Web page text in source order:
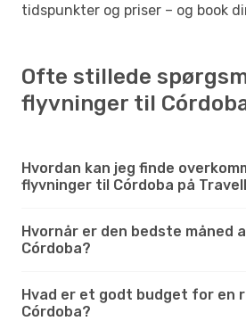
tidspunkter og priser – og book
Ofte stillede
flyvninger til
Hvordan kan jeg finde
flyvninger til Córdoba på
Hvornår er den bedste måned
Córdoba?
Hvad er et godt budget for en
Córdoba?